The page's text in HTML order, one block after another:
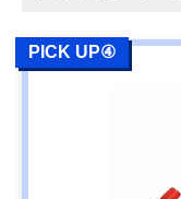
PICK UP④